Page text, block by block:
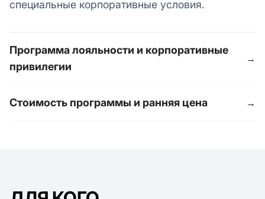
специальные корпоративные условия.
Программа лояльности и корпоративные
привилегии
→
Стоимость программы и ранняя цена →